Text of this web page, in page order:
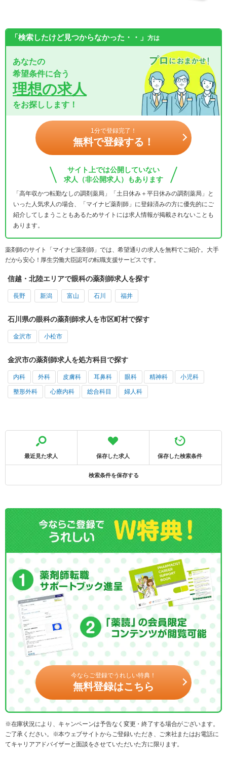
「検索したけど見つからなかった・・」 方は
あなたの
希望条件に合う
理想の求人
をお探しします！
1分で登録完了！
無料で登録する！
サイト上では公開していない
求人（非公開求人）もあります
「高年収かつ転勤なしの調剤薬局」「土日休み＋平日休みの調剤薬局」と
いった人気求人の場合、「マイナビ薬剤師」に登録済みの方に優先的にご
紹介してしまうこともあるためサイトには求人情報が掲載されないことも
あります。
薬剤師のサイト「マイナビ薬剤師」では、希望通りの求人を無料でご紹介。大手
だから安心！厚生労働大臣認可の転職支援サービスです。
信越・北陸エリアで眼科の薬剤師求人を探す
長野 新潟 富山 石川 福井
石川県の眼科の薬剤師求人を市区町村で探す
金沢市 小松市
金沢市の薬剤師求人を処方科目で探す
内科 外科 皮膚科 耳鼻科 眼科 精神科 小児科
整形外科 心療内科 総合科目 婦人科
最近見た求人 保存した求人 保存した検索条件
検索条件を保存する
今ならご登録でうれしい特典！
無料登録はこちら
※在庫状況により、キャンペーンは予告なく変更・終了する場合がございます。
ご了承ください。※本ウェブサイトからご登録いただき、ご来社またはお電話に
てキャリアアドバイザーと面談をさせていただいた方に限ります。